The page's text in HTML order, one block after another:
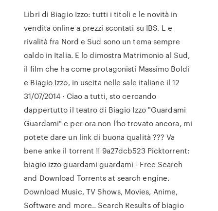
Libri di Biagio Izzo: tutti i titoli e le novità in
vendita online a prezzi scontati su IBS. L e
rivalità fra Nord e Sud sono un tema sempre
caldo in Italia. E lo dimostra Matrimonio al Sud,
il film che ha come protagonisti Massimo Boldi
e Biagio Izzo, in uscita nelle sale italiane il 12
31/07/2014 · Ciao a tutti, sto cercando
dappertutto il teatro di Biagio Izzo "Guardami
Guardami" e per ora non l'ho trovato ancora, mi
potete dare un link di buona qualità ??? Va
bene anke il torrent !! 9a27dcb523 Picktorrent:
biagio izzo guardami guardami - Free Search
and Download Torrents at search engine.
Download Music, TV Shows, Movies, Anime,
Software and more.. Search Results of biagio